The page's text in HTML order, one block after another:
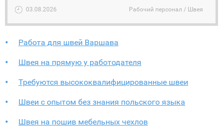
03.08.2026 Рабочий персонал / Швея
Работа для швей Варшава
Швея на прямую у работодателя
Требуются высококвалифицированные швеи
Швеи с опытом без знания польского языка
Швея на пошив мебельных чехлов